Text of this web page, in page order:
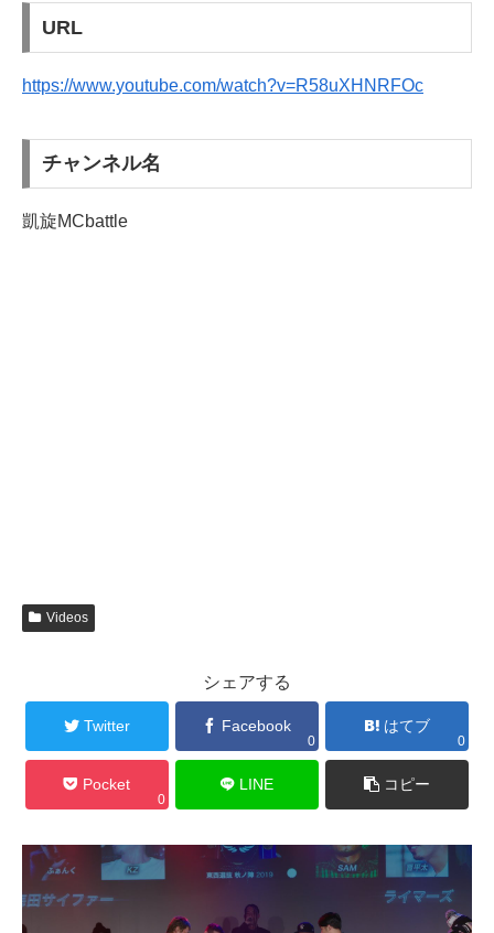
URL
https://www.youtube.com/watch?v=R58uXHNRFOc
チャンネル名
凱旋MCbattle
Videos
シェアする
Twitter Facebook
0
はてブ
0
Pocket
0
LINE コピー